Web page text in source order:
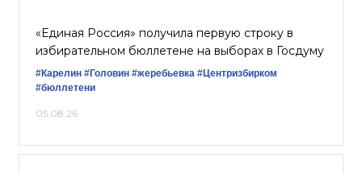
«Единая Россия» получила первую строку в
избирательном бюллетене на выборах в Госдуму
#Карелин #Головин #жеребьевка #Центризбирком
#бюллетени
05.08.26